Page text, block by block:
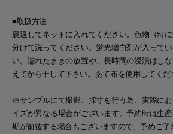
■取扱方法
裏返してネットに入れてください。色物（特
分けて洗ってください。蛍光増白剤が入って
い。濡れたままの放置や、長時間の浸漬はし
えてから干して下さい。あて布を使用してくだ
※サンプルにて撮影、採寸を行う為、実際に
イズが異なる場合がございます。予約時は生
期が前後する場合もございますので、予めご了